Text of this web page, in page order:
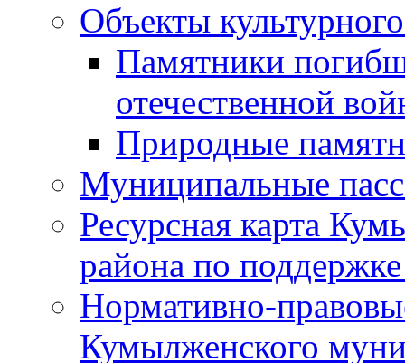
Объекты
Памятники
отечественной
Природные
Муниципальные
Ресурсная карта
района по
Нормативно-
Кумылженского